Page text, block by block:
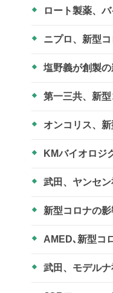
ロート製薬、
ニプロ、新型
塩野義が創製
第一三共、新
オンコリス、
KMバイオロジ
武田、ヤンセ
新型コロナの
AMED､新型コ
武田、モデル